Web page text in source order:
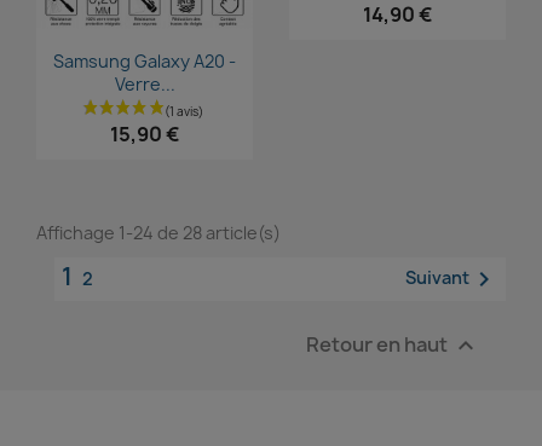
Aperçu rapide
Samsung Galaxy A20 -
Verre...
15,90 €
14,90 €
Affichage 1-24 de 28 article(s)
1 2 Suivant 
Retour en haut 